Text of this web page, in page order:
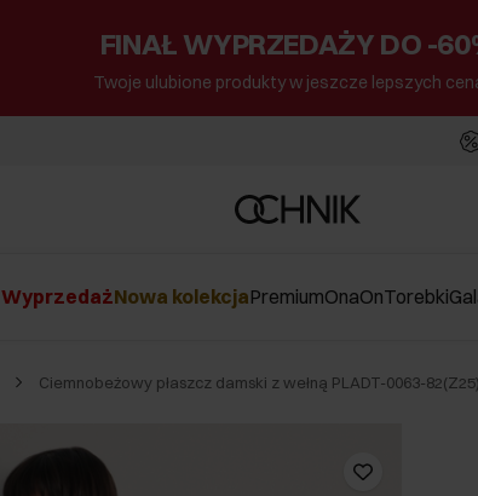
FINAŁ WYPRZEDAŻY DO -
Twoje ulubione produkty w jeszcze lepszych
WyprzedażNowa kolekcjaPremiumOnaOnTorebki
Ciemnobeżowy płaszcz damski z wełną PLADT-0063-82(Z25)